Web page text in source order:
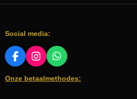
Social media:
F
C
I
S
W
A
Onze betaalmethodes: